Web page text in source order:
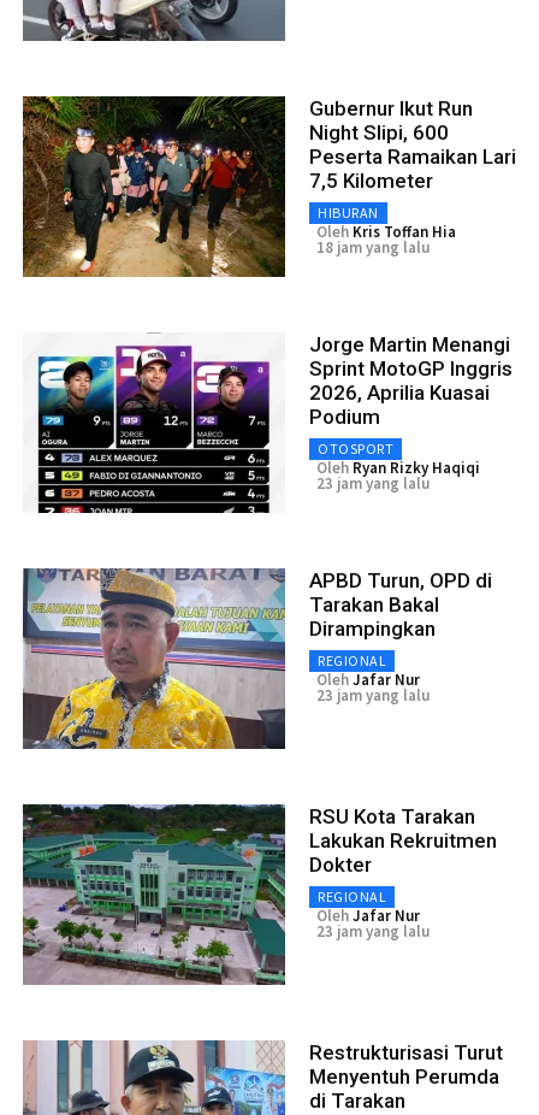
Gubernur Ikut Run
Night Slipi, 600
Peserta Ramaikan Lari
7,5 Kilometer
HIBURAN
Oleh Kris Toffan Hia
18 jam yang lalu
Jorge Martin Menangi
Sprint MotoGP Inggris
2026, Aprilia Kuasai
Podium
OTOSPORT
Oleh Ryan Rizky Haqiqi
23 jam yang lalu
APBD Turun, OPD di
Tarakan Bakal
Dirampingkan
REGIONAL
OlehJafar Nur
23 jam yang lalu
RSU Kota Tarakan
Lakukan Rekruitmen
Dokter
REGIONAL
OlehJafar Nur
23 jam yang lalu
Restrukturisasi Turut
Menyentuh Perumda
di Tarakan